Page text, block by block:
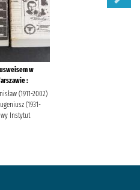
w
:
(1911-2002)
(1931-
Instytut